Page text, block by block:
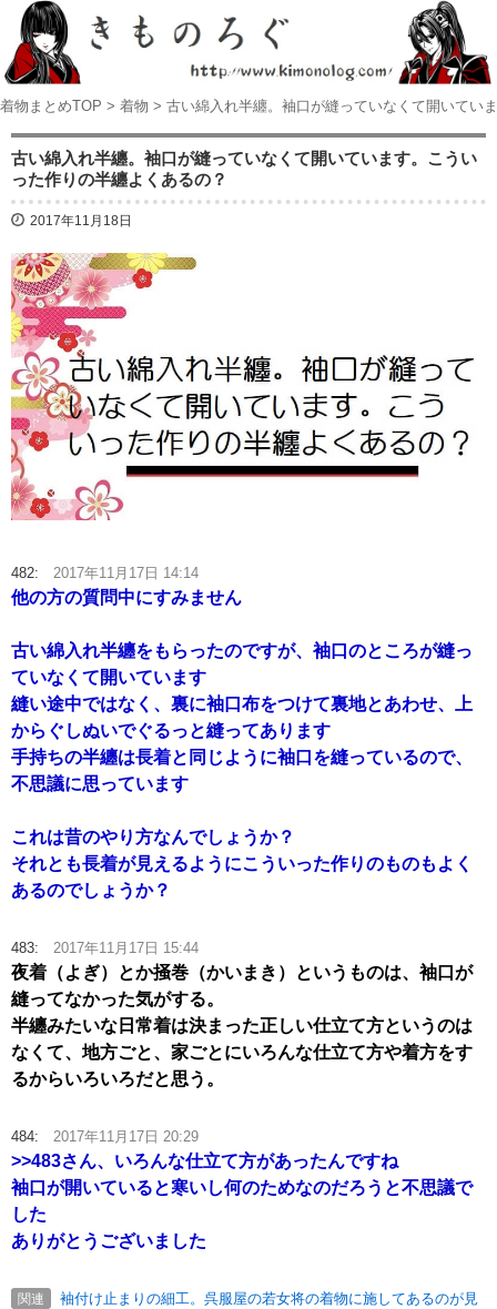
着物まとめTOP > 着物 > 古い綿入れ半纏。袖口が縫っていなくて開いてい
古い綿入れ半纏。袖口が縫っていなくて開いています。こうい
った作りの半纏よくあるの？
2017年11月18日
482: 2017年11月17日 14:14
他の方の質問中にすみません
古い綿入れ半纏をもらったのですが、袖口のところが縫っ
ていなくて開いています
縫い途中ではなく、裏に袖口布をつけて裏地とあわせ、上
からぐしぬいでぐるっと縫ってあります
手持ちの半纏は長着と同じように袖口を縫っているので、
不思議に思っています
これは昔のやり方なんでしょうか？
それとも長着が見えるようにこういった作りのものもよく
あるのでしょうか？
483: 2017年11月17日 15:44
夜着（よぎ）とか掻巻（かいまき）というものは、袖口が
縫ってなかった気がする。
半纏みたいな日常着は決まった正しい仕立て方というのは
なくて、地方ごと、家ごとにいろんな仕立て方や着方をす
るからいろいろだと思う。
484: 2017年11月17日 20:29
>>483さん、いろんな仕立て方があったんですね
袖口が開いていると寒いし何のためなのだろうと不思議で
した
ありがとうございました
関連
袖付け止まりの細工。呉服屋の若女将の着物に施してあるのが見